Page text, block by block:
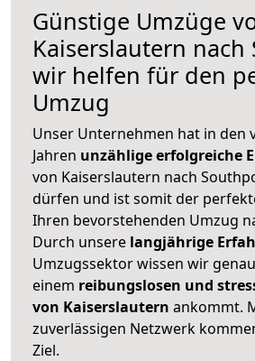
Günstige Umzüge
Kaiserslautern nach
wir helfen für den
Umzug
Unser Unternehmen hat in den
Jahren unzählige erfolgreiche
von Kaiserslautern nach
dürfen und ist somit der
Ihren bevorstehenden Umzug
Durch unsere langjährige
Umzugssektor wissen wir
einem reibungslosen und
von Kaiserslautern ankommt.
zuverlässigen Netzwerk
Ziel.